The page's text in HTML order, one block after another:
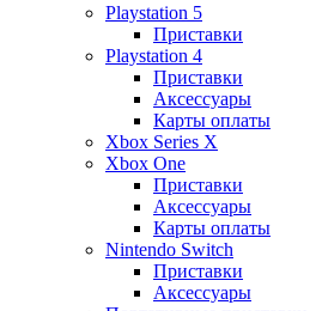
Playstation 5
Приставки
Playstation 4
Приставки
Аксессуары
Карты оплаты
Xbox Series X
Xbox One
Приставки
Аксессуары
Карты оплаты
Nintendo Switch
Приставки
Аксессуары